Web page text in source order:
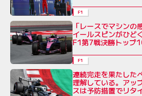
F1
「レースでマシンの
イールスピンがひど
F1第7戦決勝トップ
F1
連続完走を果たした
理解している。アッ
スは予防措置でリタ